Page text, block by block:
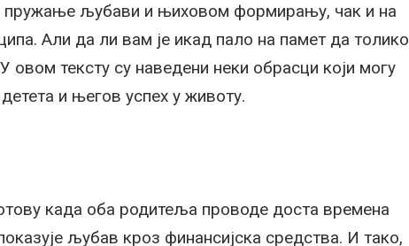
пружање љубави и њиховом формирању, чак и на
Али да ли вам је икад пало на памет да толико
тексту су наведени неки обрасци који могу
и његов успех у животу.
када оба родитеља проводе доста времена
љубав кроз финансијска средства. И тако,